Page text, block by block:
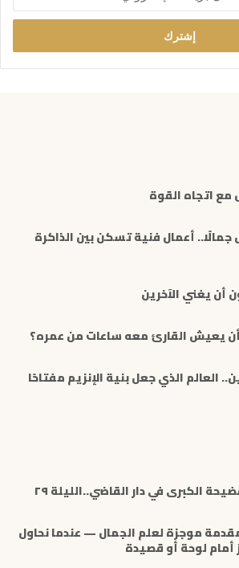
مع اتجاه القوة
أعمال فنية تسكن بين الذاكرة
أن يغني الآخرين
يعيش القارئ معه ساعات من عمره؟
العالم الذي جعل بنية الإنزيم مفتاحًا
الكبرى في دار القاضي..الليلة ٢٩
موجزة لعلم الجمال — عندما نحاول
أمام لوحة أو قصيدة